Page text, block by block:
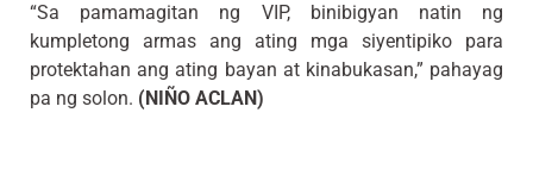
“Sa pamamagitan ng VIP, binibigyan natin ng
kumpletong armas ang ating mga siyentipiko para
protektahan ang ating bayan at kinabukasan,” pahayag
pa ng solon. (NIÑO ACLAN)